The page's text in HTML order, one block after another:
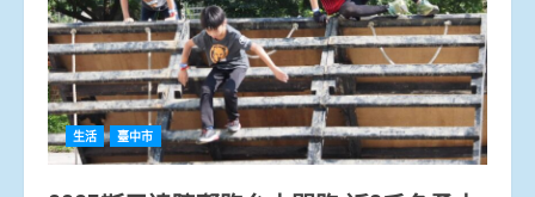
生活 臺中市